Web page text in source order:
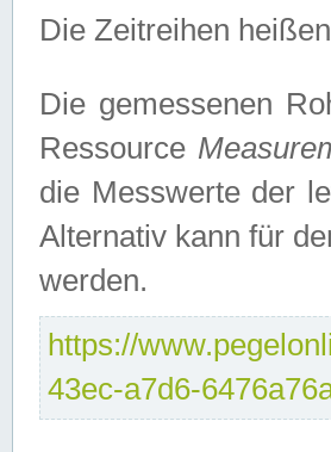
Die Zeitreihen
Die gemessenen
Ressource
die Messwerte der
Alternativ kann für
werden.
https://
43ec-a7d6-